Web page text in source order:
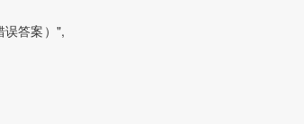
误答案）",